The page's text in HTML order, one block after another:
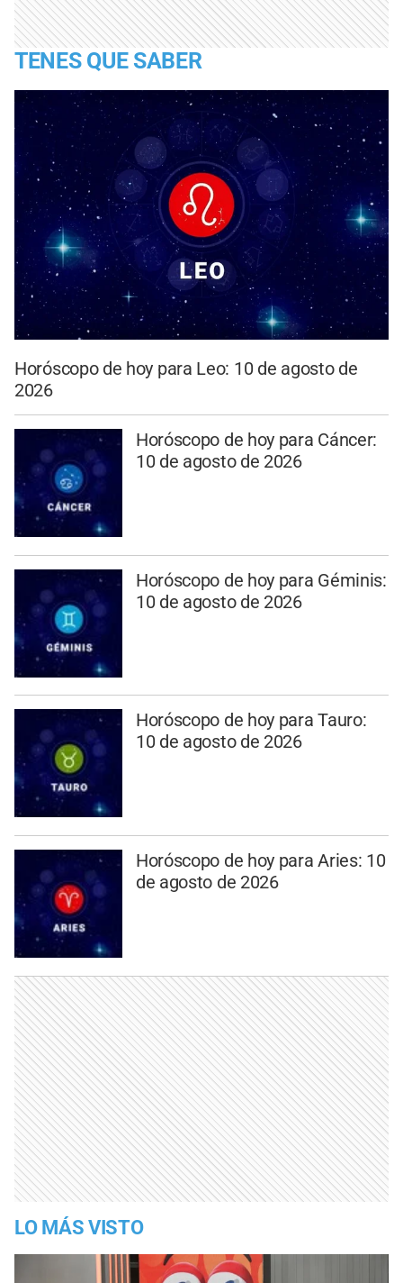
TENES QUE SABER
Horóscopo de hoy para Leo: 10 de agosto de
2026
Horóscopo de hoy para Cáncer:
10 de agosto de 2026
Horóscopo de hoy para Géminis:
10 de agosto de 2026
Horóscopo de hoy para Tauro:
10 de agosto de 2026
Horóscopo de hoy para Aries: 10
de agosto de 2026
LO MÁS VISTO